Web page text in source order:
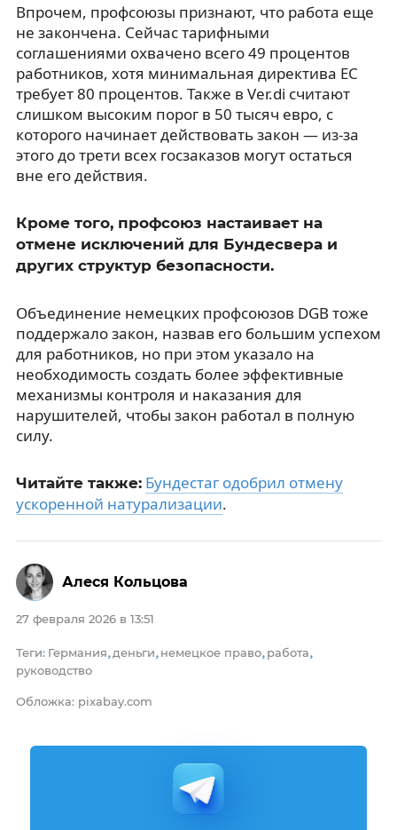
Впрочем, профсоюзы признают, что работа еще
не закончена. Сейчас тарифными
соглашениями охвачено всего 49 процентов
работников, хотя минимальная директива ЕС
требует 80 процентов. Также в Ver.di считают
слишком высоким порог в 50 тысяч евро, с
которого начинает действовать закон — из-за
этого до трети всех госзаказов могут остаться
вне его действия.
Кроме того, профсоюз настаивает на
отмене исключений для Бундесвера и
других структур безопасности.
Объединение немецких профсоюзов DGB тоже
поддержало закон, назвав его большим успехом
для работников, но при этом указало на
необходимость создать более эффективные
механизмы контроля и наказания для
нарушителей, чтобы закон работал в полную
силу.
Читайте также: Бундестаг одобрил отмену
ускоренной натурализации.
27 февраля 2026 в 13:51
Теги: Германия, деньги, немецкое право, работа,
руководство
Обложка: pixabay.com
Алеся Кольцова